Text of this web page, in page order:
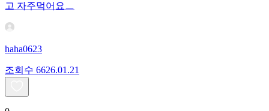
고 자주먹어요ㅡ
haha0623
조회수 6626.01.21